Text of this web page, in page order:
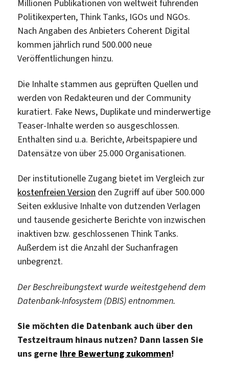
Millionen Publikationen von weltweit führenden
Politikexperten, Think Tanks, IGOs und NGOs.
Nach Angaben des Anbieters Coherent Digital
kommen jährlich rund 500.000 neue
Veröffentlichungen hinzu.
Die Inhalte stammen aus geprüften Quellen und
werden von Redakteuren und der Community
kuratiert. Fake News, Duplikate und minderwertige
Teaser-Inhalte werden so ausgeschlossen.
Enthalten sind u.a. Berichte, Arbeitspapiere und
Datensätze von über 25.000 Organisationen.
Der institutionelle Zugang bietet im Vergleich zur
kostenfreien Version den Zugriff auf über 500.000
Seiten exklusive Inhalte von dutzenden Verlagen
und tausende gesicherte Berichte von inzwischen
inaktiven bzw. geschlossenen Think Tanks.
Außerdem ist die Anzahl der Suchanfragen
unbegrenzt.
Der Beschreibungstext wurde weitestgehend dem
Datenbank-Infosystem (DBIS) entnommen.
Sie möchten die Datenbank auch über den
Testzeitraum hinaus nutzen? Dann lassen Sie
uns gerne Ihre Bewertung zukommen!